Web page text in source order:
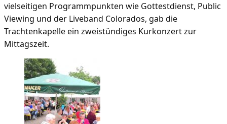
vielseitigen Programmpunkten wie Gottestdienst, Public
Viewing und der Liveband Colorados, gab die
Trachtenkapelle ein zweistündiges Kurkonzert zur
Mittagszeit.